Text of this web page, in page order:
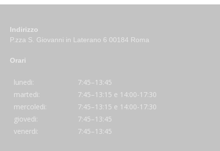
Indirizzo
P.zza S. Giovanni in Laterano 6 00184 Roma
Orari
lunedi:
7:45–13:45
martedi:
7:45–13:15 e 14:00-17:30
mercoledi:
7:45–13:15 e 14:00-17:30
giovedi:
7:45–13:45
venerdi:
7:45–13:45